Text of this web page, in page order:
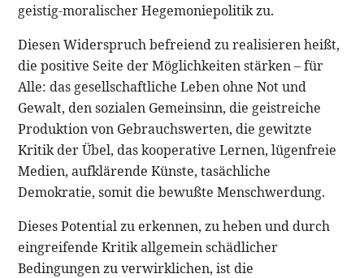
geistig-moralischer Hegemoniepolitik zu.
Diesen Widerspruch befreiend zu realisieren heißt,
die positive Seite der Möglichkeiten stärken – für
Alle: das gesellschaftliche Leben ohne Not und
Gewalt, den sozialen Gemeinsinn, die geistreiche
Produktion von Gebrauchswerten, die gewitzte
Kritik der Übel, das kooperative Lernen, lügenfreie
Medien, aufklärende Künste, tasächliche
Demokratie, somit die bewußte Menschwerdung.
Dieses Potential zu erkennen, zu heben und durch
eingreifende Kritik allgemein schädlicher
Bedingungen zu verwirklichen, ist die